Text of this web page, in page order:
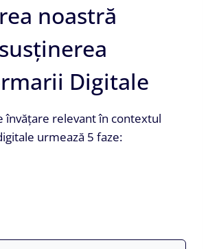
noastră
Digitale
învățare relevant în contextul
urmează 5 faze: